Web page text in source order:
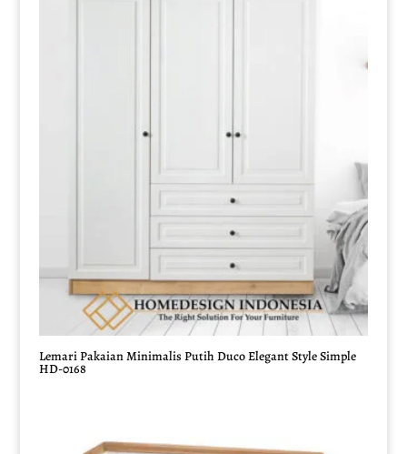
Lemari Pakaian Minimalis Putih Duco Elegant Style Simple
HD-0168